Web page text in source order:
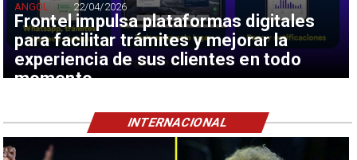
Frontel impulsa plataformas digitales
para facilitar trámites y mejorar la
experiencia de sus clientes en todo
momento
ANGOL 22/04/2026
INTERNACIONAL